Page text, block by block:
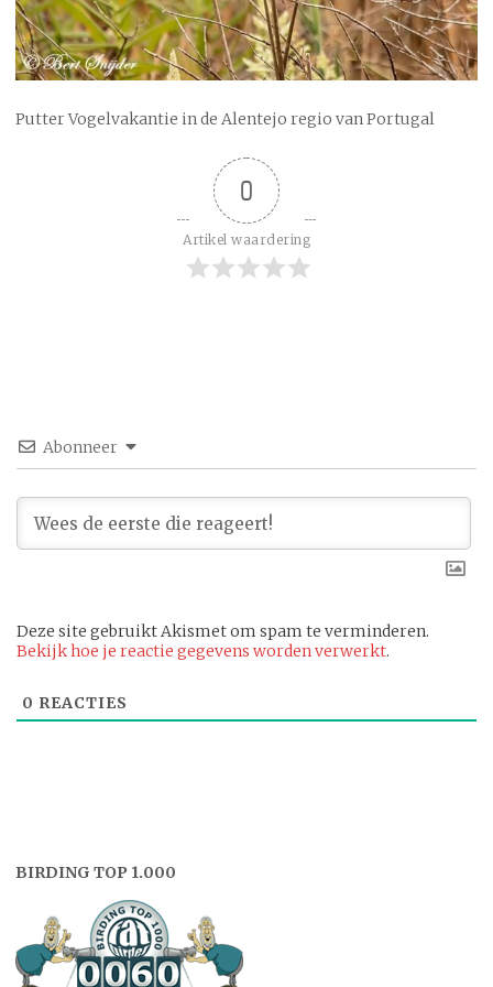
Putter Vogelvakantie in de Alentejo regio van Portugal
0
Artikel waardering
Abonneer
Deze site gebruikt Akismet om spam te verminderen.
Bekijk hoe je reactie gegevens worden verwerkt.
0 REACTIES
BIRDING TOP 1.000